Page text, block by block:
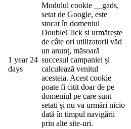
1 year 24
days
Modulul cookie __gads,
setat de Google, este
stocat în domeniul
DoubleClick și urmărește
de câte ori utilizatorii văd
un anunț, măsoară
succesul campaniei și
calculează venitul
acesteia. Acest cookie
poate fi citit doar de pe
domeniul pe care sunt
setati și nu va urmări nicio
dată în timpul navigării
prin alte site-uri.